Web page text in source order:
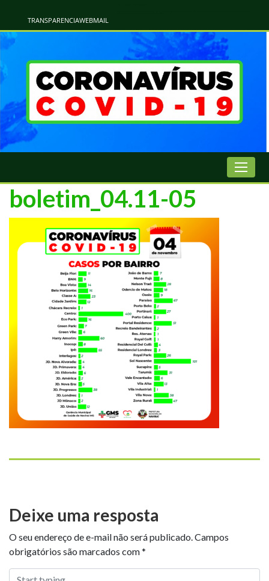
TRANSPARENCIAWEBMAIL
boletim_04.11-05
Deixe uma resposta
O seu endereço de e-mail não será publicado.Campos
obrigatórios são marcados com*